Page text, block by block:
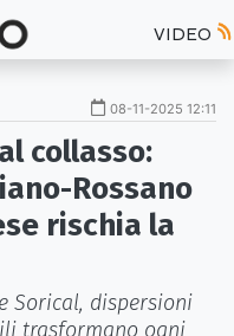
VIDEO
08-11-2025 12:11
collasso:
Rossano
rischia la
Sorical, dispersioni
trasformano ogni